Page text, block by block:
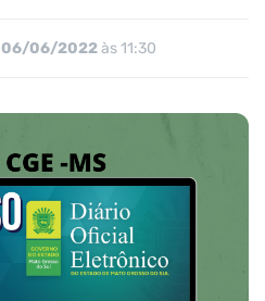
06/06/2022às 11:30